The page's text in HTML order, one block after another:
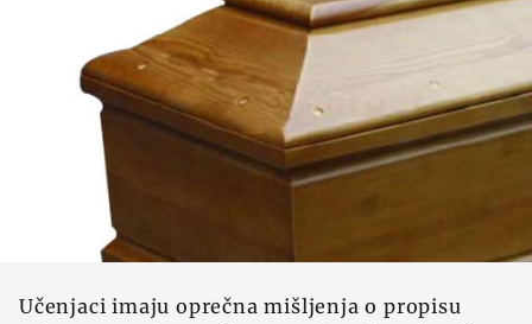
Učenjaci imaju oprečna mišljenja o propisu